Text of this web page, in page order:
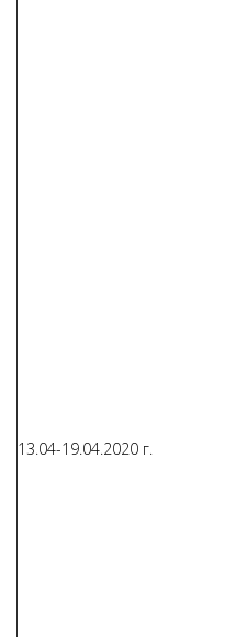
13.04-19.04.2020 г.